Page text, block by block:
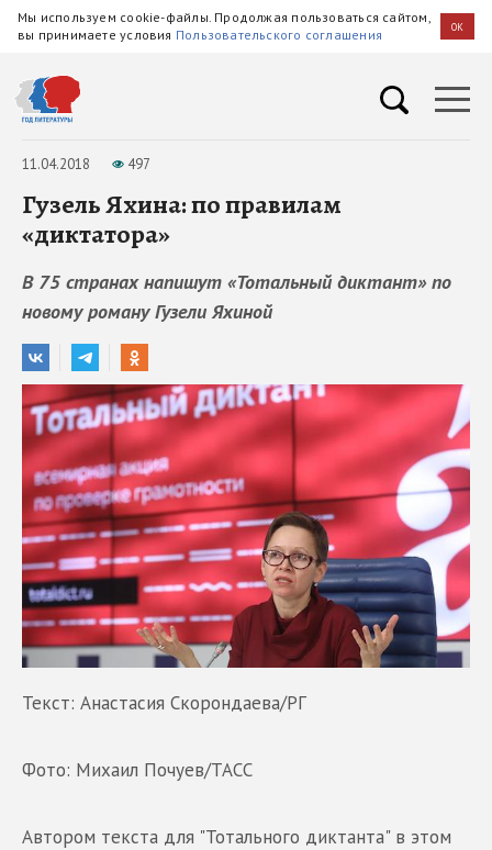
Мы используем cookie-файлы. Продолжая пользоваться сайтом,
вы принимаете условия Пользовательского соглашения OK
11.04.2018 497
Гузель Яхина: по правилам
«диктатора»
В 75 странах напишут «Тотальный диктант» по
новому роману Гузели Яхиной
Текст: Анастасия Скорондаева/РГ
Фото: Михаил Почуев/ТАСС
Автором текста для "Тотального диктанта" в этом